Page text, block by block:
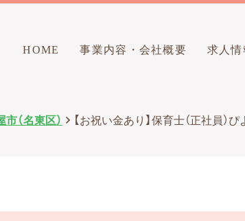
HOME 事業内容・会社概要 求人
（名東区） 【お祝い金あり】保育士（正社員）